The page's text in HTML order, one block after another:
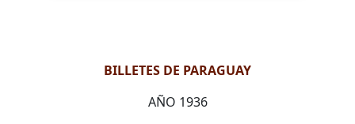
BILLETES DE PARAGUAY
AÑO 1936